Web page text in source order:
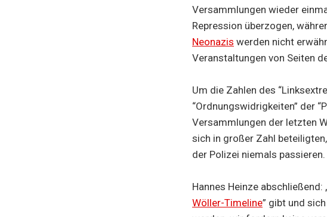
Versammlungen wieder
Repression überzogen,
Neonazis werden nicht
Veranstaltungen von Seiten
Um die Zahlen des
“Ordnungswidrigkeiten” der
Versammlungen der letzten
sich in großer Zahl
der Polizei niemals passieren.
Hannes Heinze
Wöller-Timeline” gibt und